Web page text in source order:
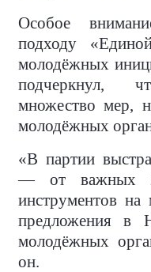
Особое
подходу
молодёжных
подчеркнул,
множество мер,
молодёжных
«В партии
— от важных
инструментов на
предложения в
молодёжных
он.